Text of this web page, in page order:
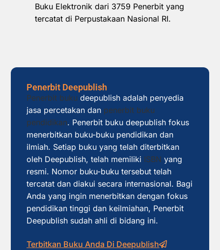
Buku Elektronik dari 3759 Penerbit yang
tercatat di Perpustakaan Nasional RI.
Penerbit Deepublish
Penerbit buku deepublish adalah penyedia
jasa percetakan dan penerbit buku
pendidikan. Penerbit buku deepublish fokus
menerbitkan buku-buku pendidikan dan
ilmiah. Setiap buku yang telah diterbitkan
oleh Deepublish, telah memiliki ISBN yang
resmi. Nomor buku-buku tersebut telah
tercatat dan diakui secara internasional. Bagi
Anda yang ingin menerbitkan dengan fokus
pendidikan tinggi dan keilmiahan, Penerbit
Deepublish sudah ahli di bidang ini.
Terbitkan Buku Anda Di Deepublish